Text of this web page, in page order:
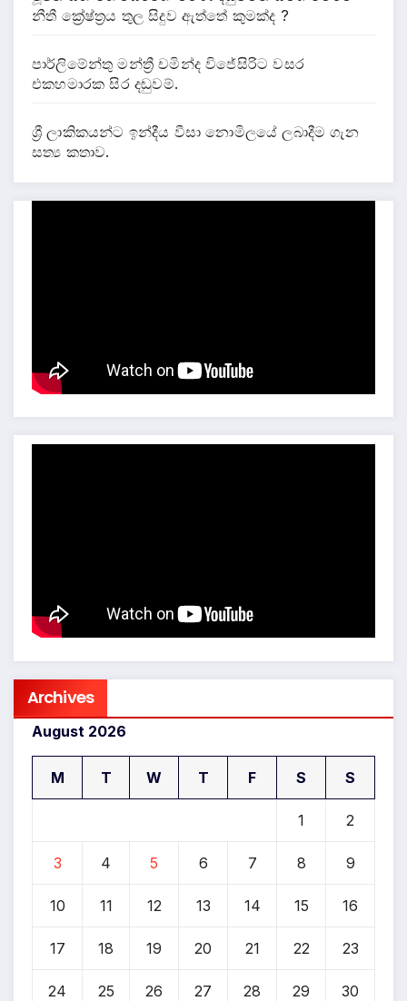
නීතී ක්‍රේෂ්ත්‍රය තුල සිදුව ඇත්තේ කුමක්ද ?
පාර්ලිමේන්තු මන්ත්‍රී චමින්ද විජේසිරිට වසර
එකහමාරක සිර දඬුවම්.
ශ්‍රී ලාකිකයන්ට ඉන්දීය වීසා නොමිලයේ ලබාදීම ගැන
සත්‍ය කතාව.
Archives
August 2026
M T W T F S S
1 2
3 4 5 6 7 8 9
10 11 12 13 14 15 16
17 18 19 20 21 22 23
24 25 26 27 28 29 30